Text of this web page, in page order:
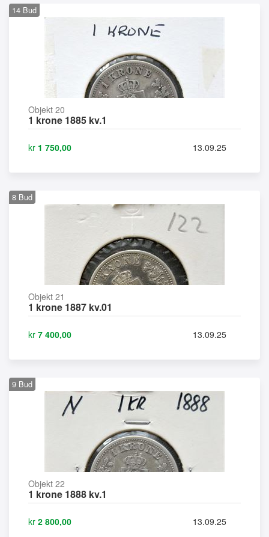
14 Bud
Objekt 20
1 krone 1885 kv.1
kr 1 750,00 13.09.25
8 Bud
Objekt 21
1 krone 1887 kv.01
kr 7 400,00 13.09.25
9 Bud
Objekt 22
1 krone 1888 kv.1
kr 2 800,00 13.09.25